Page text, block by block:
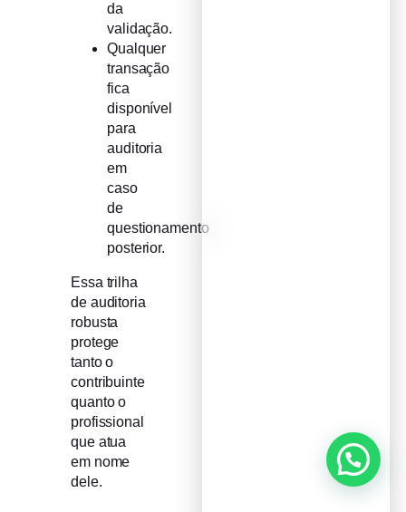
da
validação.
Qualquer
transação
fica
disponível
para
auditoria
em
caso
de
questionamento
posterior.
Essa trilha
de auditoria
robusta
protege
tanto o
contribuinte
quanto o
profissional
que atua
em nome
dele.